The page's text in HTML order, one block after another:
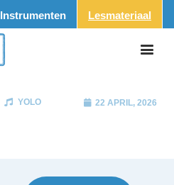
Instrumenten Lesmateriaal
YOLO 22 APRIL, 2026